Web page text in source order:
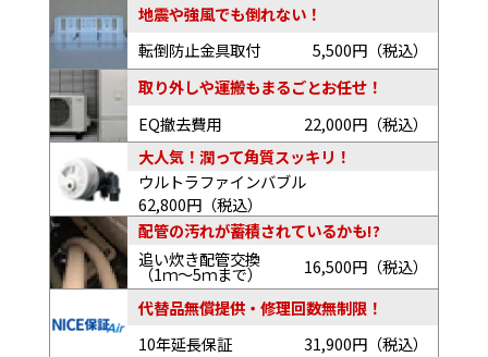
地震や強風でも倒れない！
転倒防止金具取付
5,500円（税込）
取り外しや運搬もまるごとお任せ！
EQ撤去費用
22,000円（税込）
大人気！潤って角質スッキリ！
ウルトラファインバブル
62,800円（税込）
配管の汚れが蓄積されているかも!?
追い炊き配管交換
（1ｍ～5ｍまで）
16,500円（税込）
代替品無償提供・修理回数無制限！
10年延長保証
31,900円（税込）